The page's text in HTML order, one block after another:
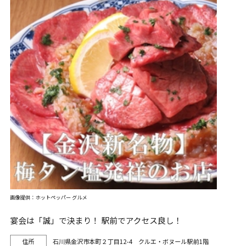
宴会は「誠」で決まり！ 駅前でアクセス良し！
石川県金沢市本町２丁目12-4 クルエ・ボヌール駅前1階
画像提供：ホットペッパー グルメ